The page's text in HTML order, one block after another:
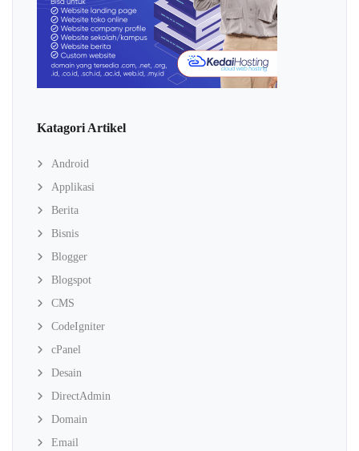
Katagori Artikel
Android
Applikasi
Berita
Bisnis
Blogger
Blogspot
CMS
CodeIgniter
cPanel
Desain
DirectAdmin
Domain
Email